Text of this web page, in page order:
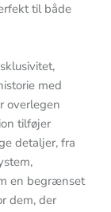
til både
med
overlegen
tilføjer
detaljer, fra
en begrænset
dem, der